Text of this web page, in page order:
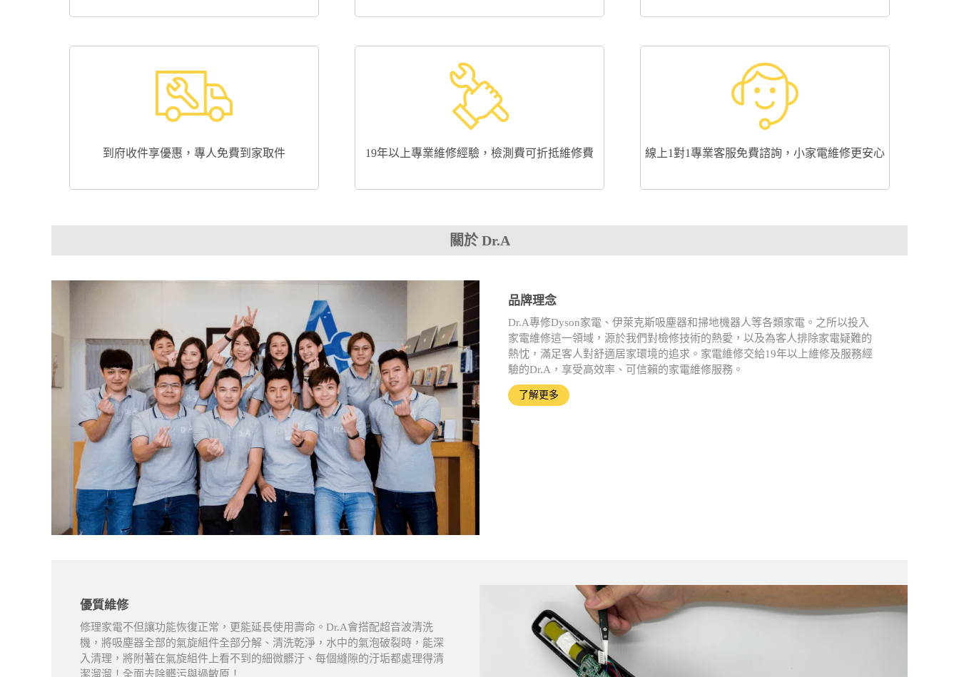
到府收件享優惠，專人免費到家取件 19年以上專業維修經驗，檢測費可折抵維修費 線上1對1專業客服免費諮詢，小家電維修更安心
關於 Dr.A
品牌理念
Dr.A專修Dyson家電、伊萊克斯吸塵器和掃地機器人等各類家電。之所以投入
家電維修這一領域，源於我們對檢修技術的熱愛，以及為客人排除家電疑難的
熱忱，滿足客人對舒適居家環境的追求。家電維修交給19年以上維修及服務經
驗的Dr.A，享受高效率、可信賴的家電維修服務。
了解更多
優質維修
修理家電不但讓功能恢復正常，更能延長使用壽命。Dr.A會搭配超音波清洗
機，將吸塵器全部的氣旋組件全部分解、清洗乾淨，水中的氣泡破裂時，能深
入清理，將附著在氣旋組件上看不到的細微髒汙、每個縫隙的汙垢都處理得清
潔溜溜！全面去除髒污與過敏原！